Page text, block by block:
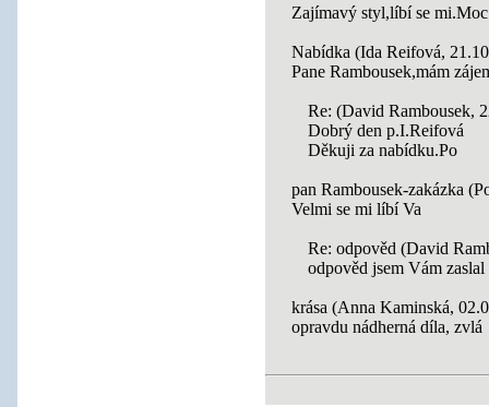
Zajímavý styl,líbí se
Nabídka (Ida Reifová,
Pane Rambousek,mám
Re: (David Rambousek,
Dobrý den p.I.Reifová
Děkuji za nabídku.Po
pan Rambousek-zakázka
Velmi se mi líbí Va
Re: odpověd (David
odpověd jsem Vám zaslal
krása (Anna Kaminská,
opravdu nádherná díla, zvlá